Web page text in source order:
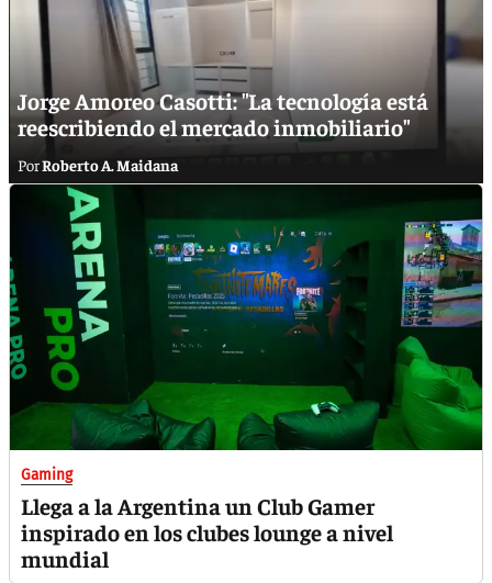
Jorge Amoreo Casotti: "La tecnología está
reescribiendo el mercado inmobiliario"
Roberto A. Maidana
Gaming
Llega a la Argentina un Club Gamer
inspirado en los clubes lounge a nivel
mundial